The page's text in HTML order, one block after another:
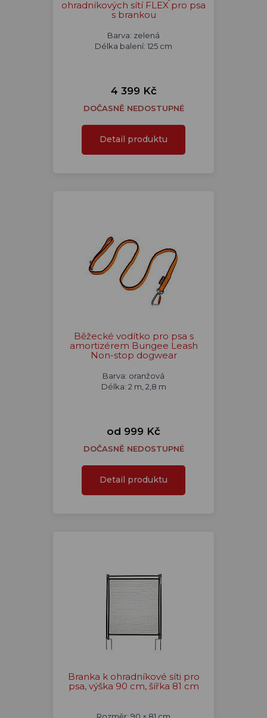
ohradníkových sítí FLEX pro psa
s brankou
Barva: zelená
Délka balení: 125 cm
4 399 Kč
DOČASNĚ NEDOSTUPNÉ
Detail produktu
Běžecké vodítko pro psa s
amortizérem Bungee Leash
Non-stop dogwear
Barva: oranžová
Délka: 2 m, 2,8 m
od 999 Kč
DOČASNĚ NEDOSTUPNÉ
Detail produktu
Branka k ohradníkové síti pro
psa, výška 90 cm, šířka 81 cm